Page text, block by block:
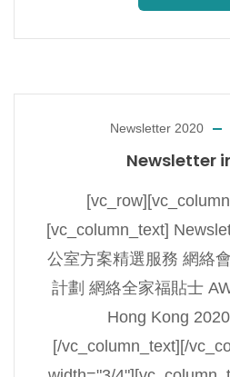
Newsletter 2020
Newsletter
[vc_column_text]
公室方案精選服務 網絡
計劃 網絡全家福貼士
Hong Kong
[/vc_column_text][/